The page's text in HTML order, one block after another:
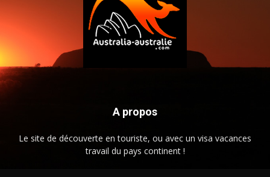
A propos
Le site de découverte en touriste, ou avec un visa vacances
travail du pays continent !